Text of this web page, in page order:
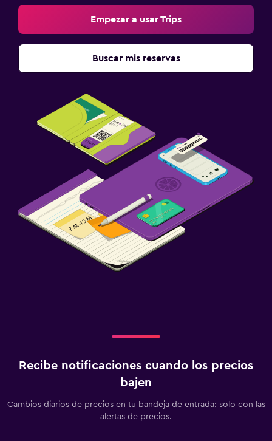
Empezar a usar Trips
Buscar mis reservas
Recibe notificaciones cuando los precios
bajen
Cambios diarios de precios en tu bandeja de entrada: solo con las
alertas de precios.